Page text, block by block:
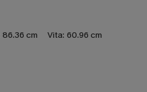
86.36 cm Vita: 60.96 cm